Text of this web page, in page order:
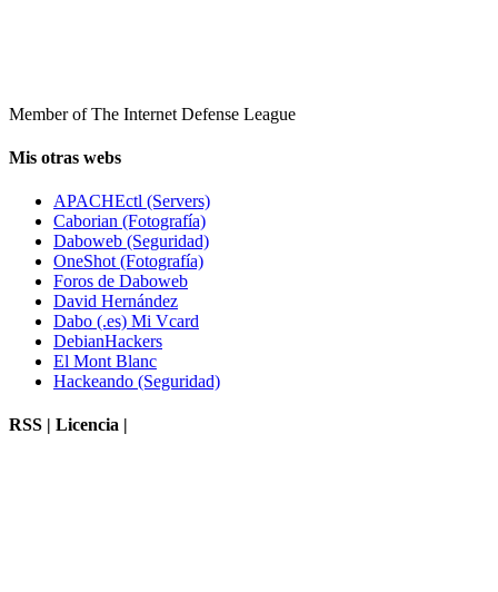
Member of The Internet Defense League
Mis otras webs
APACHEctl (Servers)
Caborian (Fotografía)
Daboweb (Seguridad)
OneShot (Fotografía)
Foros de Daboweb
David Hernández
Dabo (.es) Mi Vcard
DebianHackers
El Mont Blanc
Hackeando (Seguridad)
RSS | Licencia |